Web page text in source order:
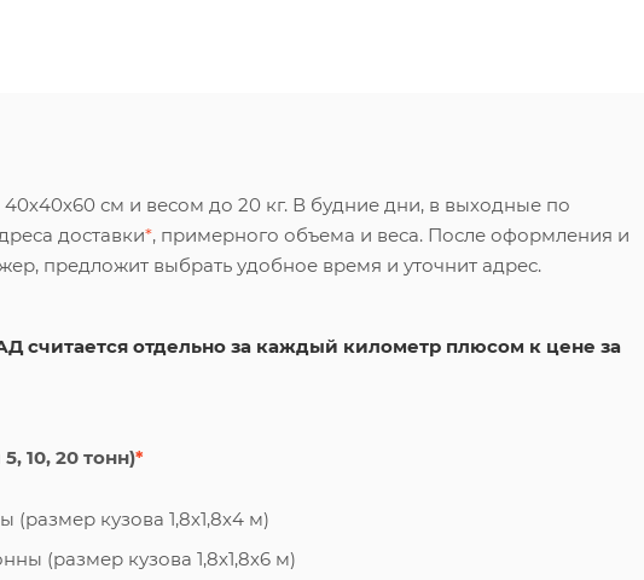
см и весом до 20 кг. В будние дни, в выходные по
доставки*, примерного объема и веса. После оформления и
предложит выбрать удобное время и уточнит адрес.
считается отдельно за каждый километр плюсом к цене за
10, 20 тонн)*
(размер кузова 1,8х1,8х4 м)
(размер кузова 1,8х1,8х6 м)